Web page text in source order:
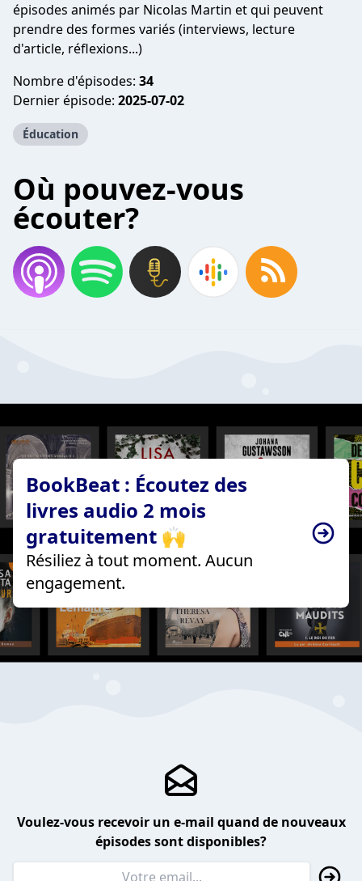
épisodes animés par Nicolas Martin et qui peuvent
prendre des formes variés (interviews, lecture
d'article, réflexions...)
Nombre d'épisodes: 34
Dernier épisode: 2025-07-02
Éducation
Où pouvez-vous
écouter?
BookBeat : Écoutez des
livres audio 2 mois
gratuitement 🙌
Résiliez à tout moment. Aucun
engagement.
Voulez-vous recevoir un e-mail quand de nouveaux
épisodes sont disponibles?